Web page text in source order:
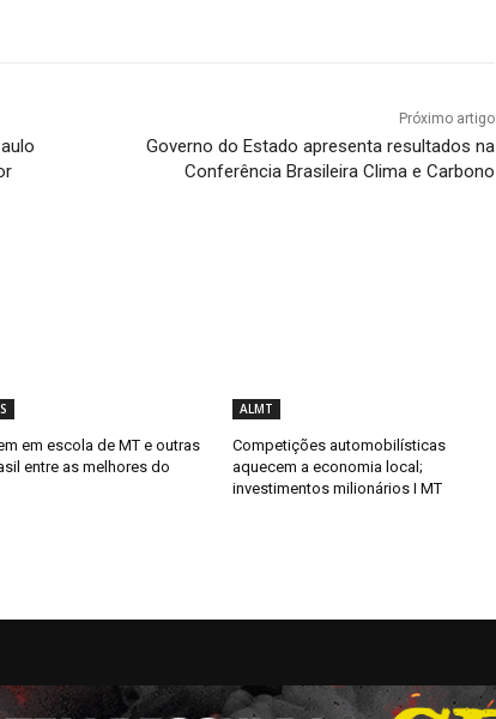
Próximo artigo
Governo do Estado apresenta resultados na
Conferência Brasileira Clima e Carbono
em escola de MT e outras
entre as melhores do
ALMT
Competições automobilísticas
aquecem a economia local;
investimentos milionários I MT